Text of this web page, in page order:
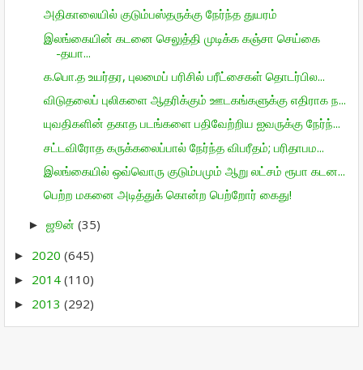
அதிகாலையில் குடும்பஸ்தருக்கு நேர்ந்த துயரம்
இலங்கையின் கடனை செலுத்தி முடிக்க கஞ்சா செய்கை
-தயா...
க.பொ.த உயர்தர, புலமைப் பரிசில் பரீட்சைகள் தொடர்பில...
விடுதலைப் புலிகளை ஆதரிக்கும் ஊடகங்களுக்கு எதிராக ந...
யுவதிகளின் தகாத படங்களை பதிவேற்றிய ஐவருக்கு நேர்ந்...
சட்டவிரோத கருக்கலைப்பால் நேர்ந்த விபரீதம்; பரிதாபம...
இலங்கையில் ஒவ்வொரு குடும்பமும் ஆறு லட்சம் ரூபா கடன...
பெற்ற மகனை அடித்துக் கொன்ற பெற்றோர் கைது!
► ஜூன் (35)
► 2020 (645)
► 2014 (110)
► 2013 (292)